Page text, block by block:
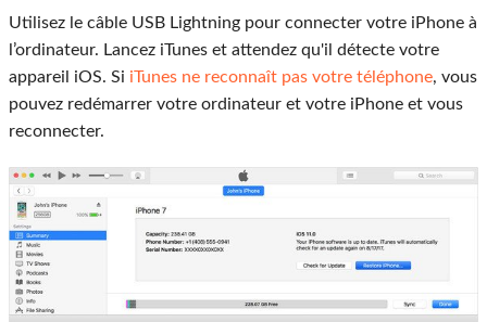
Utilisez le câble USB Lightning pour connecter votre iPhone à
l’ordinateur. Lancez iTunes et attendez qu'il détecte votre
appareil iOS. Si iTunes ne reconnaît pas votre téléphone, vous
pouvez redémarrer votre ordinateur et votre iPhone et vous
reconnecter.